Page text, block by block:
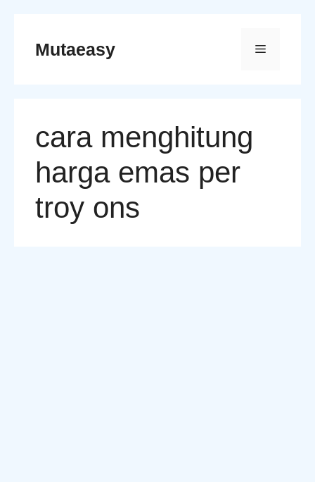
contentMutaeasy Menu
cara menghitung
harga emas per
troy ons